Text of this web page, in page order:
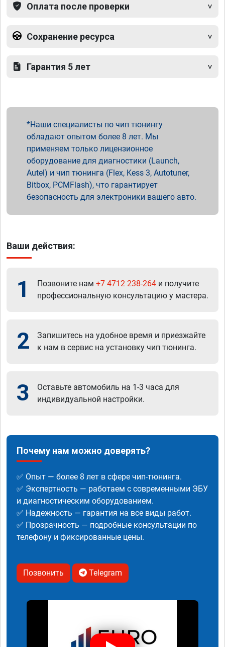
Оплата после проверки
Сохранение ресурса
Гарантия 5 лет
Наши специалисты по чип тюнингу
обладают опытом более 8 лет. Мы
применяем только лицензионное
оборудование для диагностики (Launch,
Autel) и чип тюнинга (Flex, Kess 3, Autotuner,
Bitbox, PCMFlash), что гарантирует
безопасность для электроники вашего авто.
Ваши действия:
1 Позвоните нам +7 4712 238-264 и получите
профессиональную консультацию у мастера.
2
Запишитесь на удобное время и приезжайте
к нам в сервис на установку чип тюнинга.
3
Оставьте автомобиль на 1-3 часа для
индивидуальной настройки.
Почему нам можно доверять?
✅ Опыт — более 8 лет в сфере чип-тюнинга.
✅ Экспертность — работаем с современными ЭБУ
и диагностическим оборудованием.
✅ Надежность — гарантия на все виды работ.
✅ Прозрачность — подробные консультации по
телефону и фиксированные цены.
Позвонить Telegram